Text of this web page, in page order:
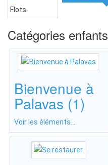
Catégories enfants
Bienvenue à
Palavas (1)
Voir les éléments...